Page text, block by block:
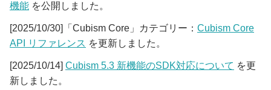
機能 を公開しました。
[2025/10/30]「Cubism Core」カテゴリー： Cubism Core
API リファレンス を更新しました。
[2025/10/14] Cubism 5.3 新機能のSDK対応について を更
新しました。